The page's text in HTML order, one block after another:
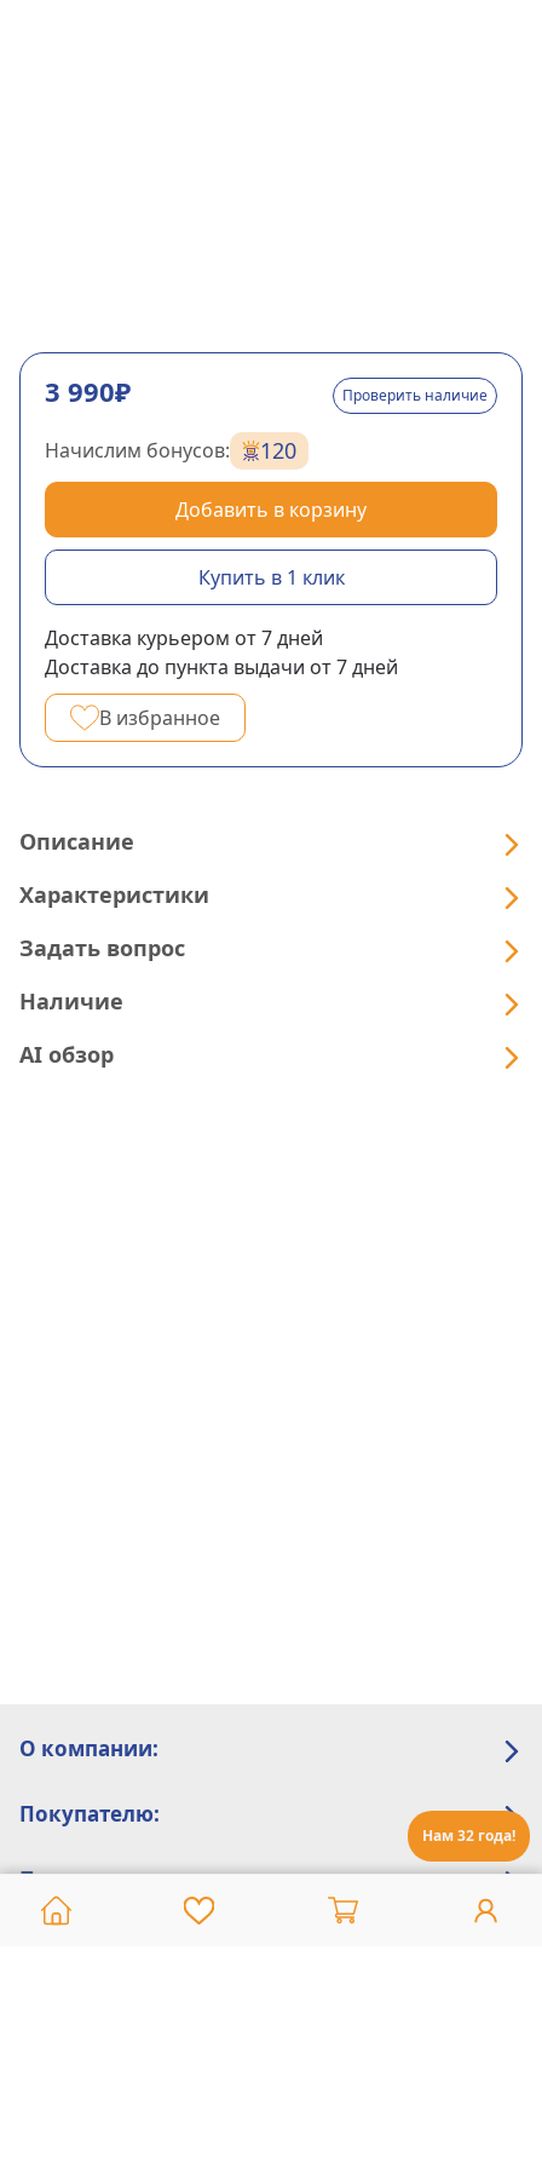
Нам 32 года!
3 990₽ Проверить наличие
Начислим бонусов: 120
Добавить в корзину
Купить в 1 клик
Доставка курьером от 7дней
Доставка до пункта выдачи от 7дней
В избранное
Описание
Характеристики
Задать вопрос
Наличие
AI обзор
О компании:
Покупателю:
Помощь: